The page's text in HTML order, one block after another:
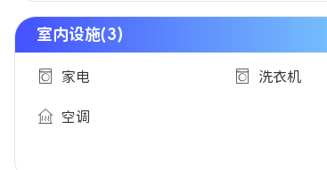
室内设施(3)
家电 洗衣机
空调